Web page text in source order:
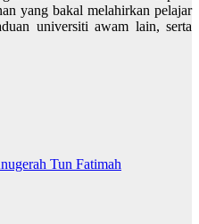
yang bakal melahirkan pelajar
universiti awam lain, serta
Tun Fatimah